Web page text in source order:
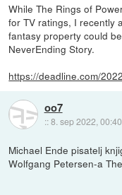
While The Rings of
for TV ratings, I recently
fantasy property could
NeverEnding Story.
https://deadline.com/
oo7
::8. sep 2022, 00:40
Michael Ende pisatelj
Wolfgang Petersen-a